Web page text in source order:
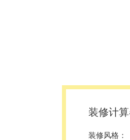
装修计
装修风格：